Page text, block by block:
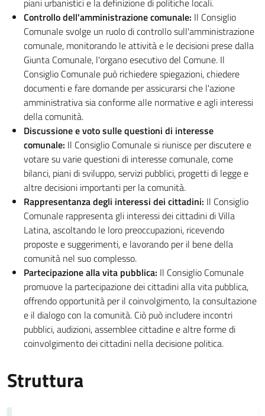
piani urbanistici e la definizione di politiche locali.
Controllo dell'amministrazione comunale: Il Consiglio
Comunale svolge un ruolo di controllo sull'amministrazione
comunale, monitorando le attività e le decisioni prese dalla
Giunta Comunale, l'organo esecutivo del Comune. Il
Consiglio Comunale può richiedere spiegazioni, chiedere
documenti e fare domande per assicurarsi che l'azione
amministrativa sia conforme alle normative e agli interessi
della comunità.
Discussione e voto sulle questioni di interesse
comunale: Il Consiglio Comunale si riunisce per discutere e
votare su varie questioni di interesse comunale, come
bilanci, piani di sviluppo, servizi pubblici, progetti di legge e
altre decisioni importanti per la comunità.
Rappresentanza degli interessi dei cittadini: Il Consiglio
Comunale rappresenta gli interessi dei cittadini di Villa
Latina, ascoltando le loro preoccupazioni, ricevendo
proposte e suggerimenti, e lavorando per il bene della
comunità nel suo complesso.
Partecipazione alla vita pubblica: Il Consiglio Comunale
promuove la partecipazione dei cittadini alla vita pubblica,
offrendo opportunità per il coinvolgimento, la consultazione
e il dialogo con la comunità. Ciò può includere incontri
pubblici, audizioni, assemblee cittadine e altre forme di
coinvolgimento dei cittadini nella decisione politica.
Struttura